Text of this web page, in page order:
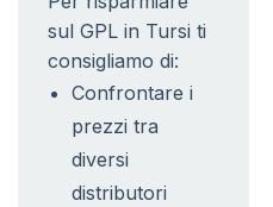
sul GPL in Tursi ti
consigliamo di:
Confrontare i
prezzi tra
diversi
distributori